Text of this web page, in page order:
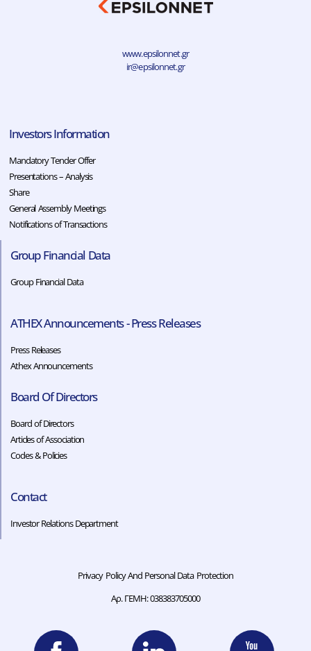
www.epsilonnet.gr
ir@epsilonnet.gr
Investors Information
Mandatory Tender Offer
Presentations – Analysis
Share
General Assembly Meetings
Notifications of Transactions
Group Financial Data
Group Financial Data
ATHEX Announcements - Press Releases
Press Releases
Athex Announcements
Board Of Directors
Board of Directors
Articles of Association
Codes & Policies​​
Contact
Investor Relations Department
Privacy Policy And Personal Data Protection
Αρ. ΓΕΜΗ: 038383705000